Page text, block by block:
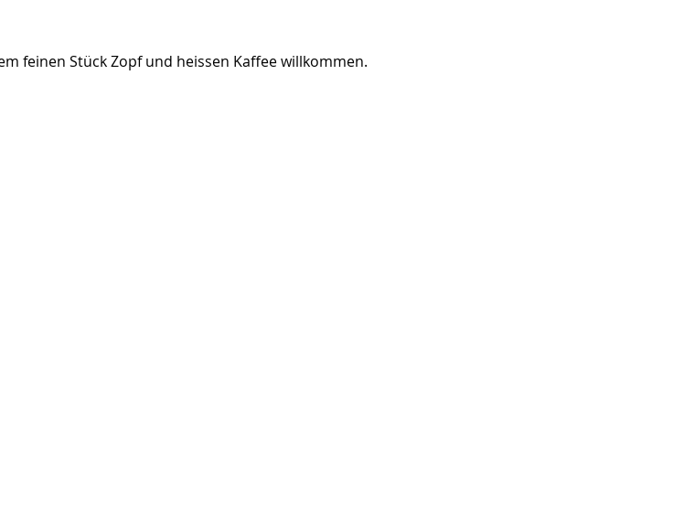
feinen Stück Zopf und heissen Kaffee willkommen.